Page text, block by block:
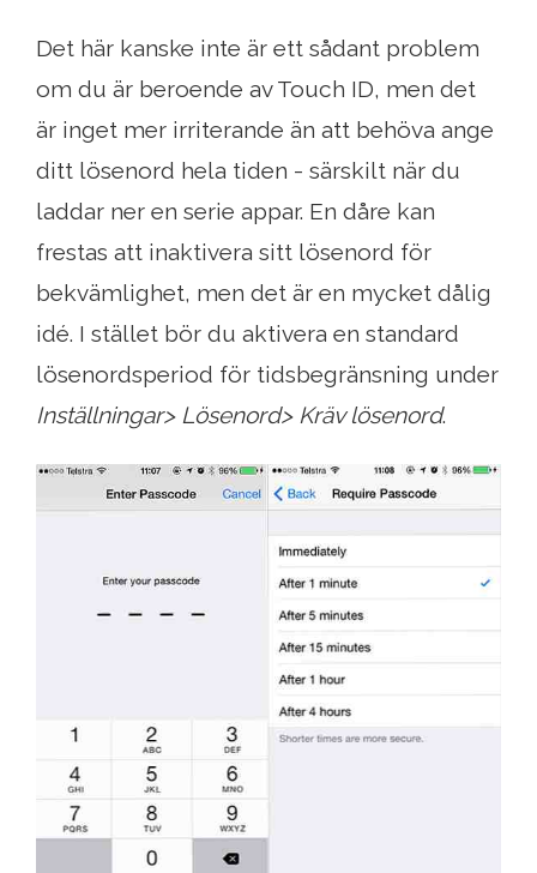
Det här kanske inte är ett sådant problem
om du är beroende av Touch ID, men det
är inget mer irriterande än att behöva ange
ditt lösenord hela tiden - särskilt när du
laddar ner en serie appar. En dåre kan
frestas att inaktivera sitt lösenord för
bekvämlighet, men det är en mycket dålig
idé. I stället bör du aktivera en standard
lösenordsperiod för tidsbegränsning under
Inställningar> Lösenord> Kräv lösenord.